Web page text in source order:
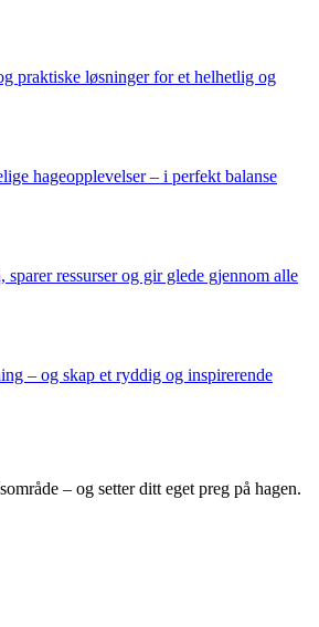
praktiske løsninger for et helhetlig og
hageopplevelser – i perfekt balanse
ressurser og gir glede gjennom alle
– og skap et ryddig og inspirerende
– og setter ditt eget preg på hagen.